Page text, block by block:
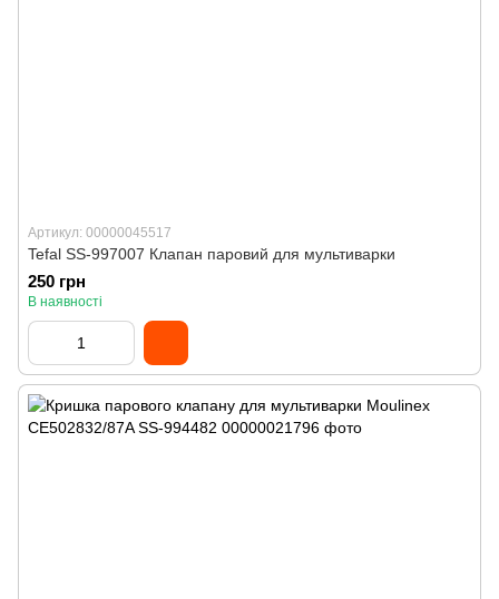
Артикул: 00000045517
Tefal SS-997007 Клапан паровий для мультиварки
250 грн
В наявності